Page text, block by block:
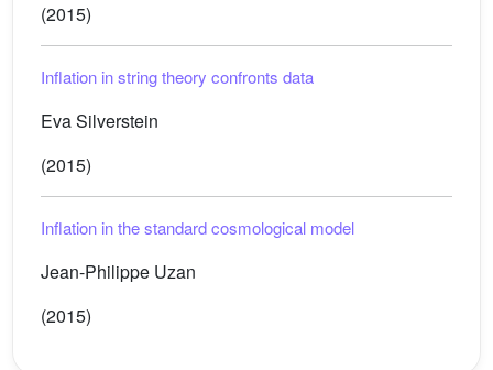
(2015)
Inflation in string theory confronts data
Eva Silverstein
(2015)
Inflation in the standard cosmological model
Jean-Philippe Uzan
(2015)